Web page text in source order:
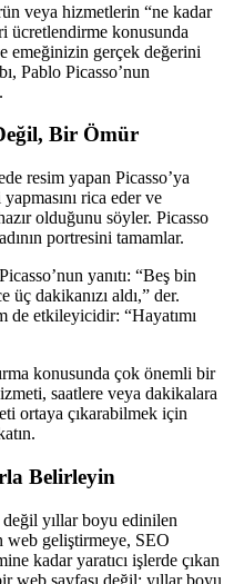
veya hizmetlerin “ne kadar
ücretlendirme konusunda
emeğinizin gerçek değerini
Pablo Picasso’nun
Bir Ömür
resim yapan Picasso’ya
rica eder ve
olduğunu söyler. Picasso
portresini tamamlar.
yanıtı: “Beş bin
üç dakikanızı aldı,” der.
de etkileyicidir: “Hayatımı
konusunda çok önemli bir
saatlere veya dakikalara
ortaya çıkarabilmek için
Belirleyin
değil yıllar boyu edinilen
web geliştirmeye, SEO
kadar yaratıcı işlerde çıkan
web sayfası değil; yıllar boyu